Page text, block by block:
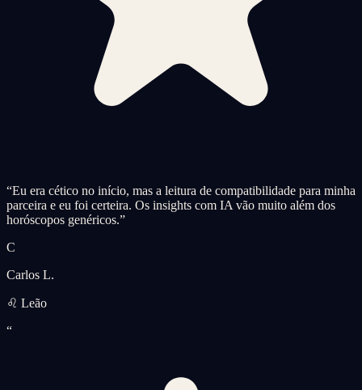
“Eu era cético no início, mas a leitura de compatibilidade para minha
parceira e eu foi certeira. Os insights com IA vão muito além dos
horóscopos genéricos.”
C
Carlos L.
♌ Leão
“